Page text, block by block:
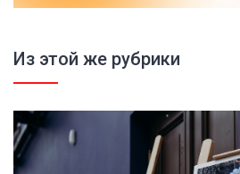
Из этой же рубрики